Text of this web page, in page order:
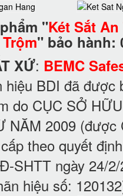
"Két Sắt An
" bảo hành:
XỨ: BEMC
BDI đã được
do CỤC SỞ
NĂM 2009 (được
theo quyết
SHTT ngày 24/
hiệu số: